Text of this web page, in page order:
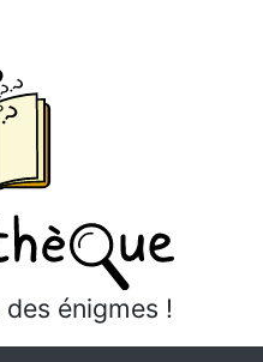
énigmes !